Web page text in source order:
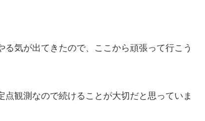
気が出てきたので、ここから頑張って行こう
観測なので続けることが大切だと思っていま